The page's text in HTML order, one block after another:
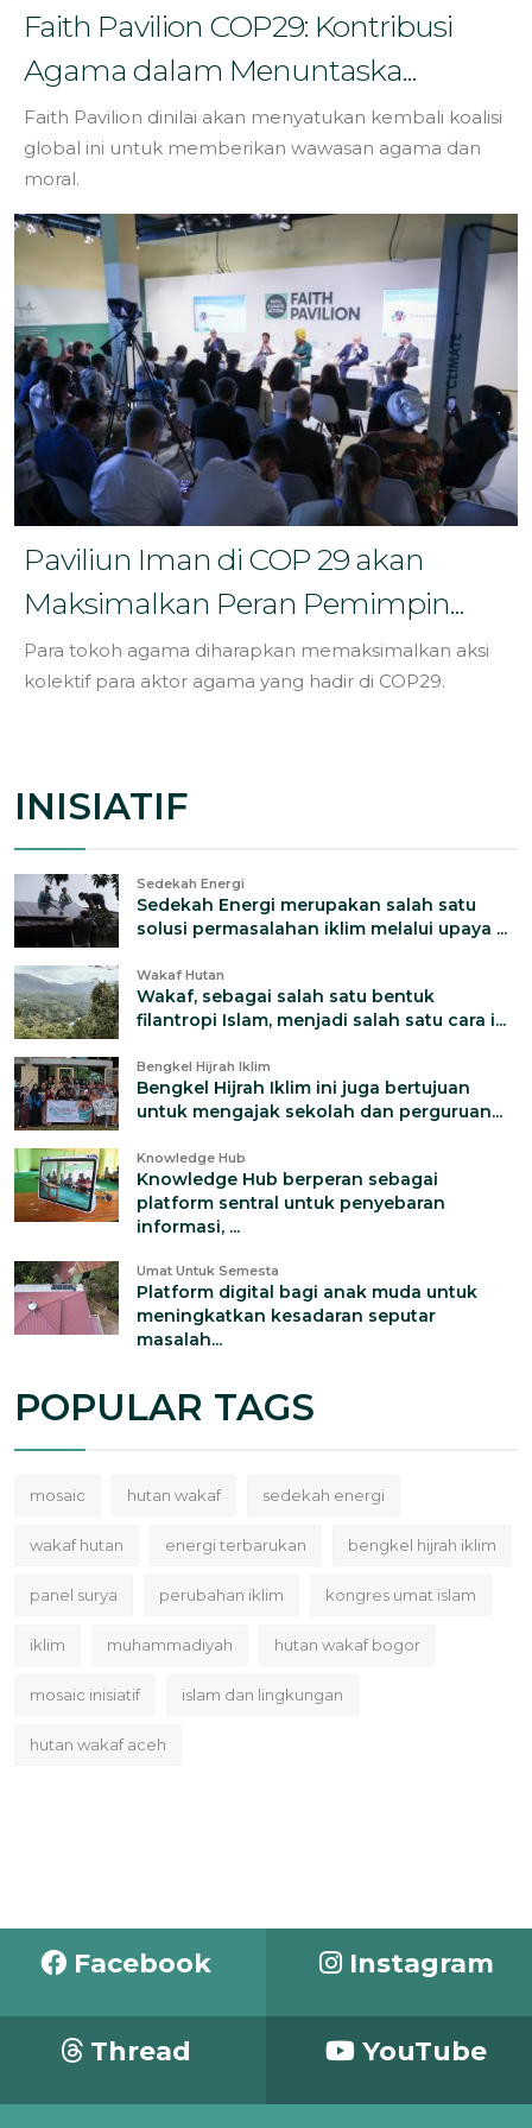
Faith Pavilion COP29: Kontribusi
Agama dalam Menuntaska...
Faith Pavilion dinilai akan menyatukan kembali koalisi
global ini untuk memberikan wawasan agama dan
moral.
Paviliun Iman di COP 29 akan
Maksimalkan Peran Pemimpin...
Para tokoh agama diharapkan memaksimalkan aksi
kolektif para aktor agama yang hadir di COP29.
INISIATIF
Sedekah Energi
Sedekah Energi merupakan salah satu
solusi permasalahan iklim melalui upaya ...
Wakaf Hutan
Wakaf, sebagai salah satu bentuk
filantropi Islam, menjadi salah satu cara i...
Bengkel Hijrah Iklim
Bengkel Hijrah Iklim ini juga bertujuan
untuk mengajak sekolah dan perguruan...
Knowledge Hub
Knowledge Hub berperan sebagai
platform sentral untuk penyebaran
informasi, ...
Umat Untuk Semesta
Platform digital bagi anak muda untuk
meningkatkan kesadaran seputar
masalah...
POPULAR TAGS
mosaic hutan wakaf sedekah energi
wakaf hutan energi terbarukan bengkel hijrah iklim
panel surya perubahan iklim kongres umat islam
iklim muhammadiyah hutan wakaf bogor
mosaic inisiatif islam dan lingkungan
hutan wakaf aceh
Facebook Instagram
Thread YouTube